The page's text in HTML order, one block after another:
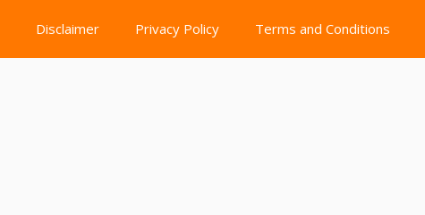
Disclaimer Privacy Policy Terms and Conditions